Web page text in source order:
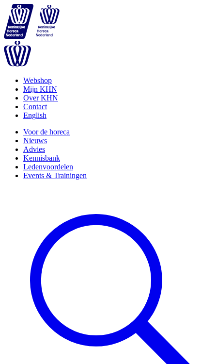
Webshop
Mijn KHN
Over KHN
Contact
English
Voor de horeca
Nieuws
Advies
Kennisbank
Ledenvoordelen
Events & Trainingen